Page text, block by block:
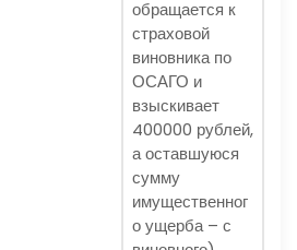
обращается к
страховой
виновника по
ОСАГО и
взыскивает
400000 рублей,
а оставшуюся
сумму
имущественног
о ущерба – с